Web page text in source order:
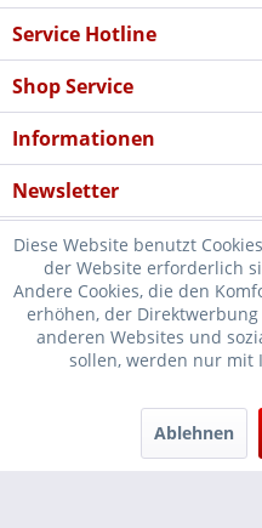
Service Hotline
Shop Service
Informationen
Newsletter
* Verkauf nur an Unternehmer,
öffentliche Institutionen,
nicht
Diese Website benutzt
der Website erforderlich
Andere Cookies, die den
erhöhen, der
anderen Websites und
sollen, werden nur mit
Ablehnen